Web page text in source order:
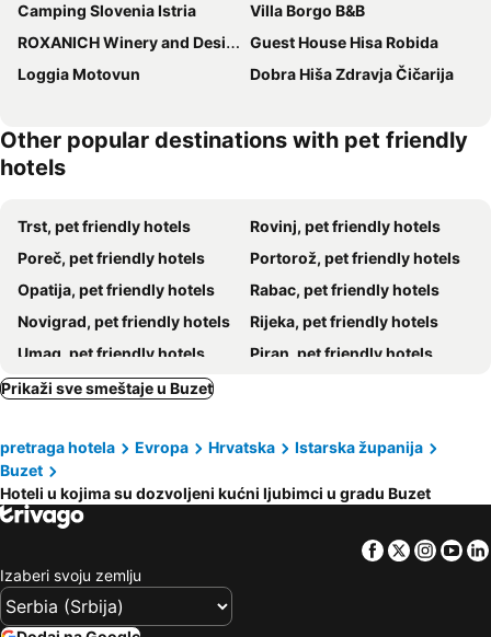
Camping Slovenia Istria
Villa Borgo B&B
ROXANICH Winery and Design Hotel
Guest House Hisa Robida
Loggia Motovun
Dobra Hiša Zdravja Čičarija
Other popular destinations with pet friendly
hotels
Trst, pet friendly hotels
Rovinj, pet friendly hotels
Poreč, pet friendly hotels
Portorož, pet friendly hotels
Opatija, pet friendly hotels
Rabac, pet friendly hotels
Novigrad, pet friendly hotels
Rijeka, pet friendly hotels
Umag, pet friendly hotels
Piran, pet friendly hotels
Lovran, pet friendly hotels
Izola, pet friendly hotels
Tar-Vabriga, pet friendly hotels
Kopar, pet friendly hotels
Savudrija, pet friendly hotels
Muggia, pet friendly hotels
Motovun, pet friendly hotels
Kostrena, pet friendly hotels
Prikaži sve smeštaje u Buzet
pretraga hotela Evropa Hrvatska
Istarska županija
Buzet
Hoteli u kojima su dozvoljeni kućni ljubimci u gradu Buzet
Facebook
Twitter
Izaberi svoju zemlju